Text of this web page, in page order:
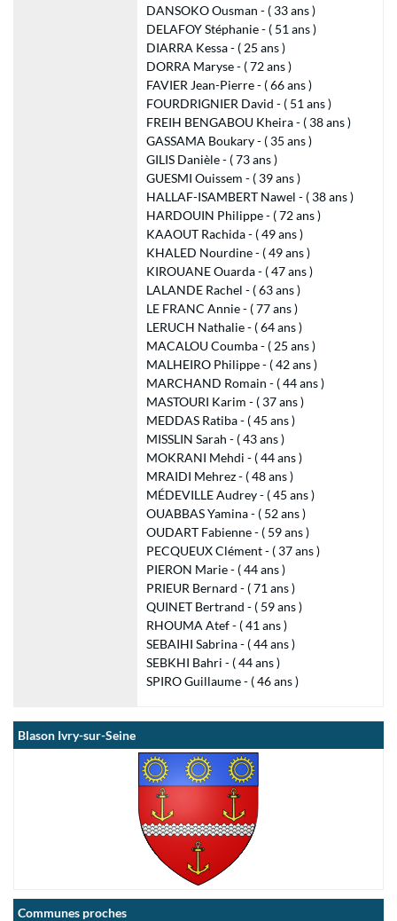
DANSOKO Ousman - ( 33 ans )
DELAFOY Stéphanie - ( 51 ans )
DIARRA Kessa - ( 25 ans )
DORRA Maryse - ( 72 ans )
FAVIER Jean-Pierre - ( 66 ans )
FOURDRIGNIER David - ( 51 ans )
FREIH BENGABOU Kheira - ( 38 ans )
GASSAMA Boukary - ( 35 ans )
GILIS Danièle - ( 73 ans )
GUESMI Ouissem - ( 39 ans )
HALLAF-ISAMBERT Nawel - ( 38 ans )
HARDOUIN Philippe - ( 72 ans )
KAAOUT Rachida - ( 49 ans )
KHALED Nourdine - ( 49 ans )
KIROUANE Ouarda - ( 47 ans )
LALANDE Rachel - ( 63 ans )
LE FRANC Annie - ( 77 ans )
LERUCH Nathalie - ( 64 ans )
MACALOU Coumba - ( 25 ans )
MALHEIRO Philippe - ( 42 ans )
MARCHAND Romain - ( 44 ans )
MASTOURI Karim - ( 37 ans )
MEDDAS Ratiba - ( 45 ans )
MISSLIN Sarah - ( 43 ans )
MOKRANI Mehdi - ( 44 ans )
MRAIDI Mehrez - ( 48 ans )
MÉDEVILLE Audrey - ( 45 ans )
OUABBAS Yamina - ( 52 ans )
OUDART Fabienne - ( 59 ans )
PECQUEUX Clément - ( 37 ans )
PIERON Marie - ( 44 ans )
PRIEUR Bernard - ( 71 ans )
QUINET Bertrand - ( 59 ans )
RHOUMA Atef - ( 41 ans )
SEBAIHI Sabrina - ( 44 ans )
SEBKHI Bahri - ( 44 ans )
SPIRO Guillaume - ( 46 ans )
Blason Ivry-sur-Seine
Communes proches